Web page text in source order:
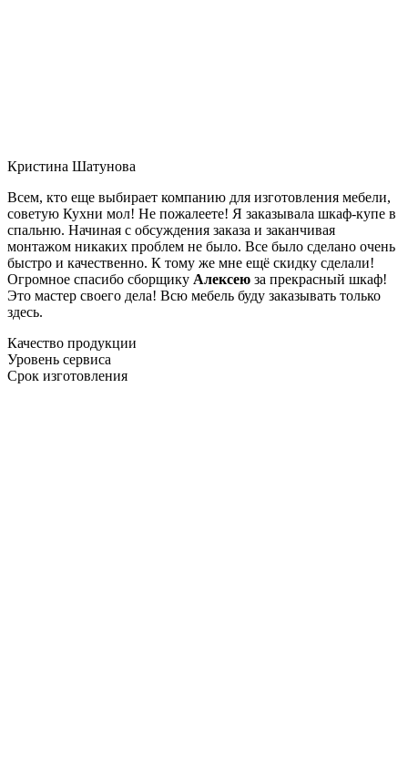
Кристина Шатунова
Всем, кто еще выбирает компанию для изготовления мебели,
советую Кухни мол! Не пожалеете! Я заказывала шкаф-купе в
спальню. Начиная с обсуждения заказа и заканчивая
монтажом никаких проблем не было. Все было сделано очень
быстро и качественно. К тому же мне ещё скидку сделали!
Огромное спасибо сборщику Алексею за прекрасный шкаф!
Это мастер своего дела! Всю мебель буду заказывать только
здесь.
Качество продукции
Уровень сервиса
Срок изготовления